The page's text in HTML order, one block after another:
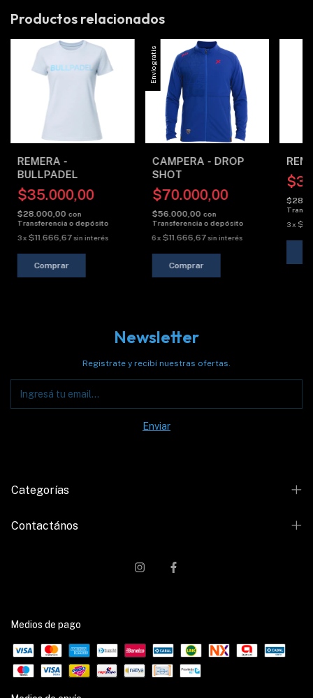
Productos relacionados
REMERA -
BULLPADEL
$35.000,00
$28.000,00 con
Transferencia o depósito
3x $11.666,67sin interés
Comprar
Envío gratis
CAMPERA - DROP
SHOT
$70.000,00
$56.000,00 con
Transferencia o depósito
6 x $11.666,67 sin interés
Comprar
3x
Newsletter
Registrate y recibí nuestras ofertas.
Categorías
Contactános
Medios de pago